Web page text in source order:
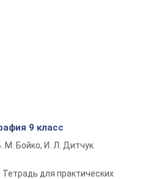
9 класс
М. Бойко, И. Л. Дитчук
Тетрадь для практических